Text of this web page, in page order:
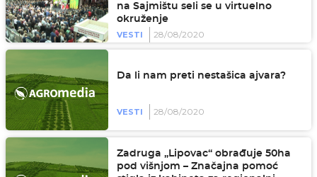
na Sajmištu seli se u virtuelno
okruženje
VESTI
28/08/2020
Da li nam preti nestašica ajvara?
VESTI 28/08/2020
Zadruga „Lipovac“ obrađuje 50ha
pod višnjom – Značajna pomoć